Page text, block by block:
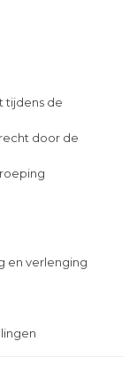
tijdens de
door de
en verlenging